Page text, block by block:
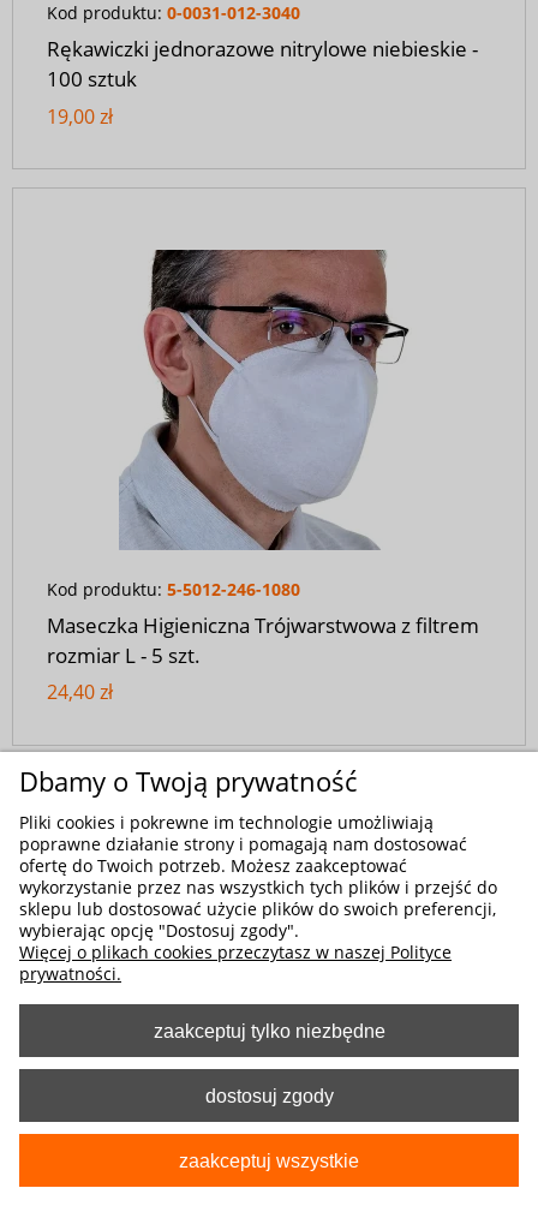
Kod produktu: 0-0031-012-3040
Rękawiczki jednorazowe nitrylowe niebieskie -
100 sztuk
19,00 zł
Kod produktu: 5-5012-246-1080
Maseczka Higieniczna Trójwarstwowa z filtrem
rozmiar L - 5 szt.
24,40 zł
5-5011-246-1080
Dbamy o Twoją prywatność
Pliki cookies i pokrewne im technologie umożliwiają
poprawne działanie strony i pomagają nam dostosować
ofertę do Twoich potrzeb. Możesz zaakceptować
wykorzystanie przez nas wszystkich tych plików i przejść do
sklepu lub dostosować użycie plików do swoich preferencji,
wybierając opcję "Dostosuj zgody".
Więcej o plikach cookies przeczytasz w naszej Polityce
prywatności.
zaakceptuj tylko niezbędne
dostosuj zgody
zaakceptuj wszystkie